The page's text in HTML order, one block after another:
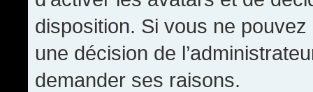
disposition. Si vous ne pouvez
une décision de
demander ses raisons.